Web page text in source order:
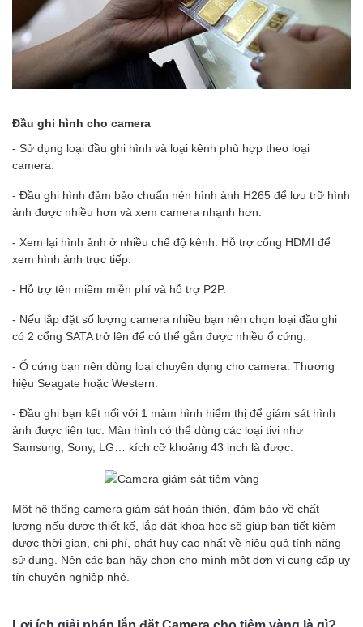
Đầu ghi hình cho camera
- Sử dụng loại đầu ghi hình và loại kênh phù hợp theo loại
camera.
- Đầu ghi hình đảm bảo chuẩn nén hình ảnh H265 để lưu trữ hình
ảnh được nhiều hơn và xem camera nhạnh hơn.
- Xem lại hình ảnh ở nhiều chế độ kênh. Hỗ trợ cổng HDMI để
xem hình ảnh trực tiếp.
- Hỗ trợ tên miềm miễn phí và hỗ trợ P2P.
- Nếu lắp đặt số lượng camera nhiều bạn nên chọn loại đầu ghi
có 2 cổng SATA trở lên để có thể gắn được nhiều ổ cứng.
- Ổ cứng bạn nên dùng loại chuyên dụng cho camera. Thương
hiệu Seagate hoặc Western.
- Đầu ghi bạn kết nối với 1 màm hình hiểm thị để giám sát hình
ảnh được liên tục. Màn hình có thể dùng các loại tivi như
Samsung, Sony, LG… kích cỡ khoảng 43 inch là được.
Một hệ thống camera giám sát hoàn thiện, đảm bảo về chất
lượng nếu được thiết kế, lắp đặt khoa học sẽ giúp bạn tiết kiệm
được thời gian, chi phí, phát huy cao nhất về hiệu quả tính năng
sử dụng. Nên các bạn hãy chọn cho mình một đơn vị cung cấp uy
tín chuyên nghiệp nhé.